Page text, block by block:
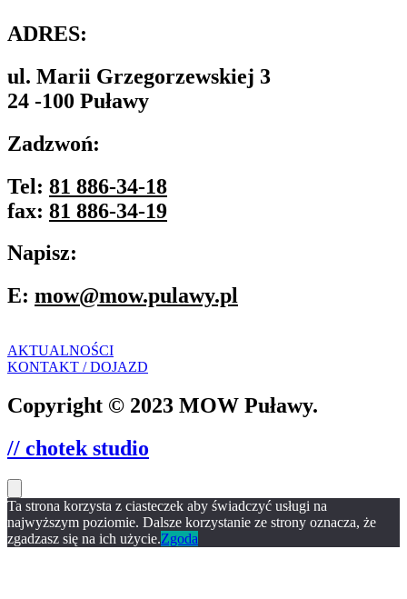
ADRES:
ul. Marii Grzegorzewskiej 3
24 -100 Puławy
Zadzwoń:
Tel: 81 886-34-18
fax: 81 886-34-19
Napisz:
E: mow@mow.pulawy.pl
AKTUALNOŚCI
KONTAKT / DOJAZD
Copyright © 2023 MOW Puławy.
// chotek studio
Ta strona korzysta z ciasteczek aby świadczyć usługi na
najwyższym poziomie. Dalsze korzystanie ze strony oznacza, że
zgadzasz się na ich użycie.Zgoda